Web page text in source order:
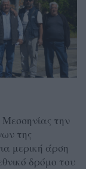
την
της
μερική άρση
δρόμο του